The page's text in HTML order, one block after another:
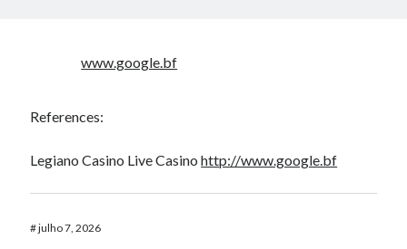
www.google.bf
References:
Legiano Casino Live Casinohttp://www.google.bf
#julho 7, 2026